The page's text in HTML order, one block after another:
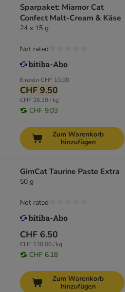
Sparpaket: Miamor Cat
Confect Malt-Cream & Käse
24 x 15 g
Einzeln CHF 10.00
CHF 9.50
CHF 26.39 / kg
CHF 9.03
Not rated
Zum Warenkorb
hinzufügen
GimCat Taurine Paste Extra
50 g
CHF 6.50
CHF 130.00 / kg
CHF 6.18
Not rated
Zum Warenkorb
hinzufügen